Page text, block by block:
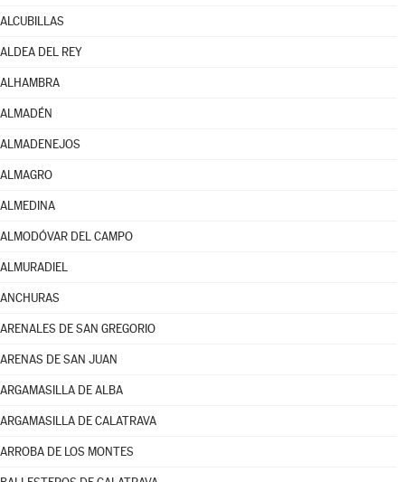
ALCUBILLAS
ALDEA DEL REY
ALHAMBRA
ALMADÉN
ALMADENEJOS
ALMAGRO
ALMEDINA
ALMODÓVAR DEL CAMPO
ALMURADIEL
ANCHURAS
ARENALES DE SAN GREGORIO
ARENAS DE SAN JUAN
ARGAMASILLA DE ALBA
ARGAMASILLA DE CALATRAVA
ARROBA DE LOS MONTES